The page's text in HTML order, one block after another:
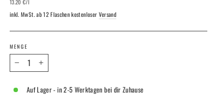
13.20 €/l
inkl. MwSt. ab 12 Flaschen kostenloser Versand
MENGE
+
Auf Lager - in 2-5 Werktagen bei dir Zuhause